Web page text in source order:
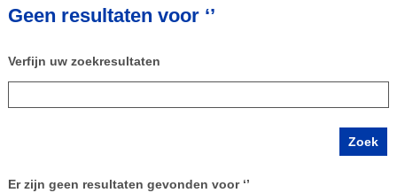
Geen resultaten voor ‘’
Verfijn uw zoekresultaten
Er zijn geen resultaten gevonden voor ‘’